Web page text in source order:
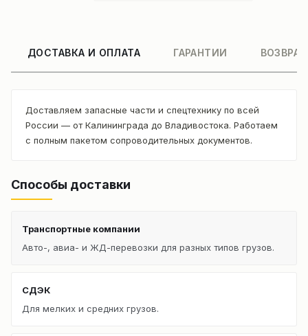
ДОСТАВКА И ОПЛАТА ГАРАНТИИ
Доставляем запасные части и спецтехнику по всей
России — от Калининграда до Владивостока. Работаем
с полным пакетом сопроводительных документов.
Способы доставки
Транспортные компании
Авто-, авиа- и ЖД-перевозки для разных типов грузов.
СДЭК
Для мелких и средних грузов.